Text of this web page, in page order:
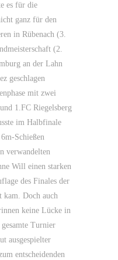
es für die
ganz für den
in Rübenach (3.
(2.
an der Lahn
geschlagen
mit zwei
1.FC Riegelsberg
im Halbfinale
Schießen
verwandelten
Will einen starken
des Finales der
kam. Doch auch
keine Lücke in
Turnier
ausgespielter
entscheidenden